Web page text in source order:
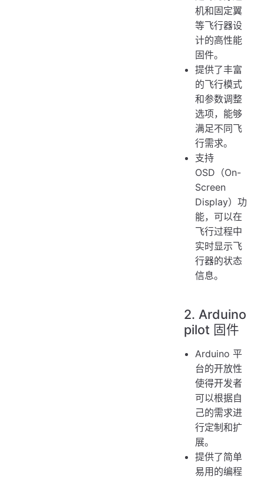
机和固定翼
等飞行器设
计的高性能
固件。
提供了丰富
的飞行模式
和参数调整
选项，能够
满足不同飞
行需求。
支持
OSD（On-
Screen
Display）功
能，可以在
飞行过程中
实时显示飞
行器的状态
信息。
2. Arduino
pilot 固件
Arduino 平
台的开放性
使得开发者
可以根据自
己的需求进
行定制和扩
展。
提供了简单
易用的编程